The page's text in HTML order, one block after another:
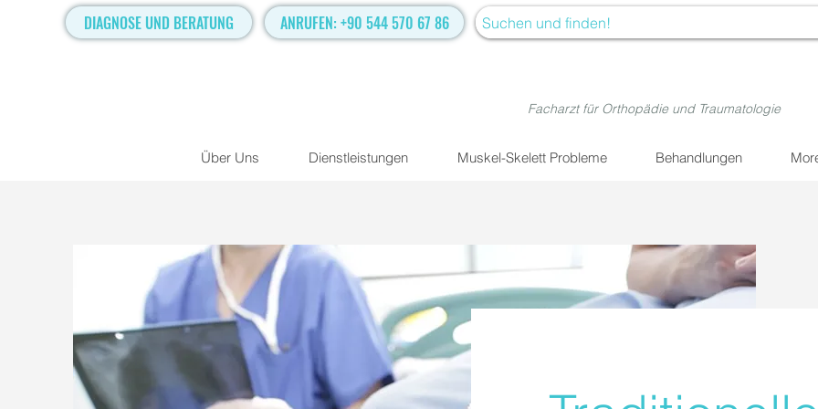
DIAGNOSE UND BERATUNG ANRUFEN: +90 544 570 67 86
Facharzt für Orthopädie und Traumatologie
Über Uns Dienstleistungen Muskel-Skelett Probleme Behandlungen